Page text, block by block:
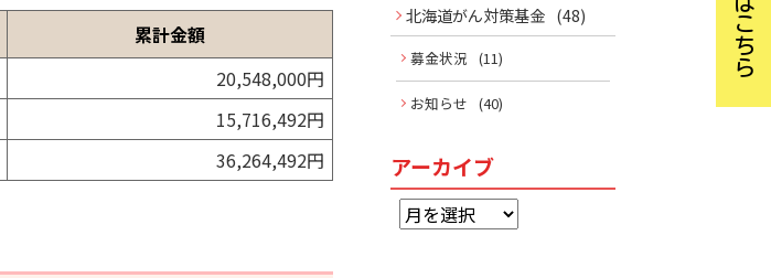
累計金額
20,548,000円
15,716,492円
36,264,492円
北海道がん対策基金 (48)
募金状況 (11)
お知らせ (40)
アーカイブ
ア
ー